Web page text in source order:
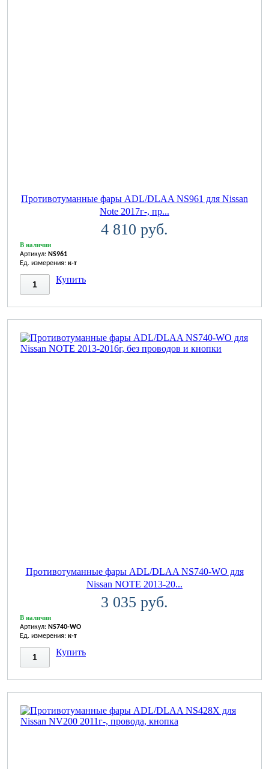
Противотуманные фары ADL/DLAA NS961 для Nissan
Note 2017г-, пр...
4 810 руб.
В наличии
Артикул: NS961
Ед. измерения: к-т
Купить
Противотуманные фары ADL/DLAA NS740-WO для
Nissan NOTE 2013-20...
3 035 руб.
В наличии
Артикул: NS740-WO
Ед. измерения: к-т
Купить